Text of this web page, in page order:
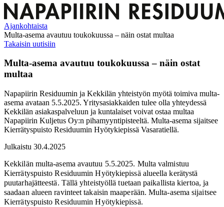
Ajankohtaista
Multa-asema avautuu toukokuussa – näin ostat multaa
Takaisin uutisiin
Multa-asema avautuu toukokuussa – näin ostat
multaa
Napapiirin Residuumin ja Kekkilän yhteistyön myötä toimiva multa-
asema avataan 5.5.2025. Yritysasiakkaiden tulee olla yhteydessä
Kekkilän asiakaspalveluun ja kuntalaiset voivat ostaa multaa
Napapiirin Kuljetus Oy:n pihamyyntipisteeltä. Multa-asema sijaitsee
Kierrätyspuisto Residuumin Hyötykiepissä Vasaratiellä.
Julkaistu 30.4.2025
Kekkilän multa-asema avautuu 5.5.2025. Multa valmistuu
Kierrätyspuisto Residuumin Hyötykiepissä alueella kerätystä
puutarhajätteestä. Tällä yhteistyöllä tuetaan paikallista kiertoa, ja
saadaan alueen ravinteet takaisin maaperään. Multa-asema sijaitsee
Kierrätyspuisto Residuumin Hyötykiepissä.